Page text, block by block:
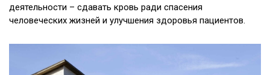
деятельности – сдавать кровь ради спасения
человеческих жизней и улучшения здоровья пациентов.